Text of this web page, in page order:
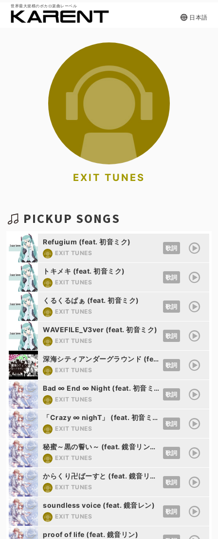
世界最大規模のボカロ楽曲レーベル
日本語
EXIT TUNES
PICKUP SONGS
Refugium (feat. 初音ミク)
EXIT TUNES
歌詞
トキメキ (feat. 初音ミク)
EXIT TUNES
歌詞
くるくるぱぁ (feat. 初音ミク)
EXIT TUNES
歌詞
WAVEFILE_V3ver (feat. 初音ミク)
EXIT TUNES
歌詞
深海シティアンダーグラウンド (feat. 鏡音リン)
EXIT TUNES
歌詞
Bad ∞ End ∞ Night (feat. 初音ミク、鏡音リン・レン、巡音ルカ、KAITO、MEIKO、GUMI、神威がくぽ)
EXIT TUNES
歌詞
「Crazy ∞ nighT」 (feat. 初音ミク、鏡音リン・レン、巡音ルカ、KAITO、MEIKO、GUMI、神威がくぽ)
EXIT TUNES
歌詞
秘蜜～黒の誓い～ (feat. 鏡音リン、鏡音レン)
EXIT TUNES
歌詞
からくり卍ばーすと (feat. 鏡音リン、鏡音レン)
EXIT TUNES
歌詞
soundless voice (feat. 鏡音レン)
EXIT TUNES
歌詞
proof of life (feat. 鏡音リン)